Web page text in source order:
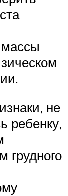
не
ребенку,
грудного